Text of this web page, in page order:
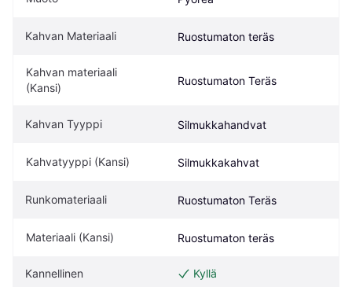
Kahvan Materiaali Ruostumaton teräs
Kahvan materiaali
(Kansi)
Ruostumaton Teräs
Kahvan Tyyppi Silmukkahandvat
Kahvatyyppi (Kansi) Silmukkakahvat
Runkomateriaali Ruostumaton Teräs
Materiaali (Kansi) Ruostumaton teräs
Kannellinen Kyllä